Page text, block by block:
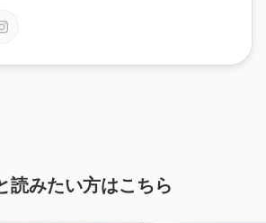
読みたい方はこちら